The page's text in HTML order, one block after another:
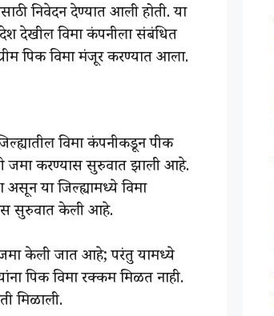
निवेदन देण्यात आली होती. या
देखील विमा कंपनीला संबंधित
पिक विमा मंजूर करण्यात आला.
विमा कंपनीकडून पीक
जमा करण्यास सुरुवात झाली आहे.
असून या जिल्ह्यामध्ये विमा
सुरुवात केली आहे.
जमा केली जात आहे; परंतु यामध्ये
पिक विमा रक्कम मिळत नाही.
मिळाली.